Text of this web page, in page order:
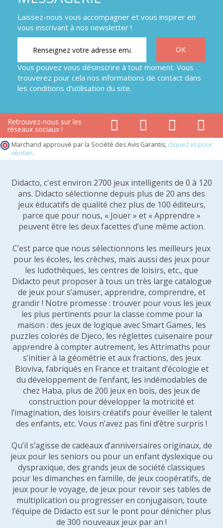
Laissez-nous vous accompagner et vous inspirer en
vous inscrivant à nos newsletter !
Vous pouvez vous désinscrire à tout moment. Vous
trouverez pour cela nos informations de contact dans
les conditions d'utilisation du site.
Retrouvez-nous sur les
réseaux sociaux !
Marchand approuvé par la Société des Avis Garantis, cliquez ici pour
vérifier.
Didacto, c'est environ 2700 jeux intelligents de 0 à 120
ans. Didacto sélectionne depuis plus de 20 ans des
jeux éducatifs de qualité chez plus de 100 éditeurs,
parce que pour nous, « Jouer » et « Apprendre »
peuvent être les deux facettes d’une même action.
C’est parce que nous sélectionnons les meilleurs jeux
pour les écoles, les crèches, mais aussi des jeux pour
les ludothèques, les centres de loisirs, etc., que
Didacto peut proposer à tous un très large catalogue
de jeux pour s’amuser, apprendre, comprendre, et
grandir ! Notre promesse : trouver pour vous les jeux
les plus pertinents pour la classe comme pour la
maison : des jeux de logique avec Smart Games, les
puzzles colorés de Djeco, les réglettes cuisenaire pour
apprendre à compter autrement, les Attrimaths pour
s’initier à la géométrie et aux fractions, des jeux
Bioviva, fabriqués en France et traitant d’écologie et
du développement de l’enfant, les indémodables de
chez Haba, plus de 200 jeux en bois, des jeux de
construction pour développer la motricité et
l’imagination, des loisirs créatifs pour éveiller le talent
des enfants, etc. Vous n’avez pas fini d’être surpris !
Qu’il s’agisse de cadeaux d’anniversaires originaux, de
jeux pour les seniors ou pour un enfant dyslexique ou
dyspraxique, des grands jeux de société classiques
pour les dimanches en famille, de jeux coopératifs, de
jeux pour le voyage, de jeux pour revoir ses tables de
multiplication ou progresser en conjugaison, toute
l’équipe de Didacto est sur le pont pour dénicher plus
de 300 nouveaux jeux par an !